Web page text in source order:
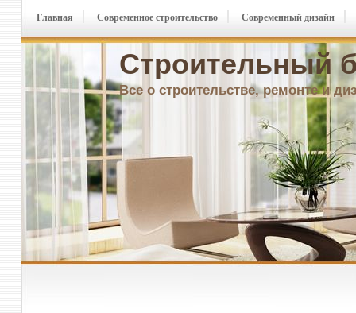
Строительный
Все о строительстве, ремонте и
Главная Современное строительство Современный дизайн